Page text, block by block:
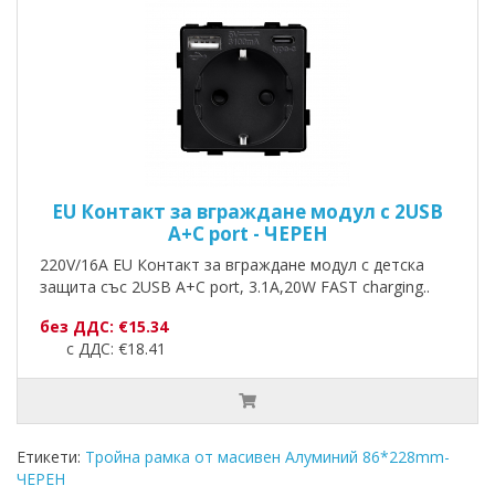
EU Контакт за вграждане модул с 2USB
A+C port - ЧЕРЕН
220V/16A EU Контакт за вграждане модул с детска
защита със 2USB A+C port, 3.1A,20W FAST charging..
без ДДС: €15.34
с ДДС: €18.41
Етикети: Тройна рамка от масивен Алуминий 86*228mm-
ЧЕРЕН